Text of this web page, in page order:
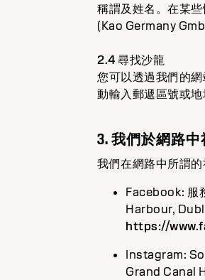
稱謂及姓名。在某
(Kao Germany
2.4 尋找沙龍
您可以透過我們的
動輸入郵遞區號或
3. 我們於網路
我們在網路中所謂
Facebook: 服
Harbour,
https://
Instagram:
Grand Canal